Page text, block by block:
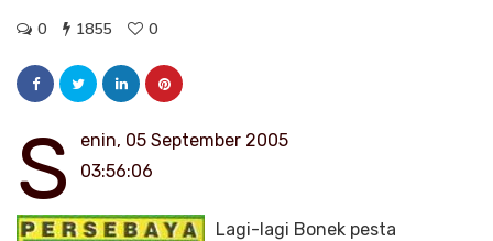
0 1855 0
S
enin, 05 September 2005
03:56:06
Lagi-lagi Bonek pesta